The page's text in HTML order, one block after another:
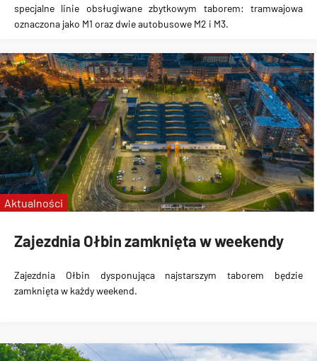
specjalne linie obsługiwane zbytkowym taborem: tramwajowa
oznaczona jako M1 oraz dwie autobusowe M2 i M3.
Zajezdnia Ołbin zamknięta w weekendy
Zajezdnia Ołbin dysponująca najstarszym taborem będzie
zamknięta w każdy weekend.
Aktualności